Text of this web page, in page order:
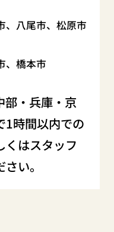
、八尾市、松原市
、橋本市
部・兵庫・京
1時間以内での
くはスタッフ
い。